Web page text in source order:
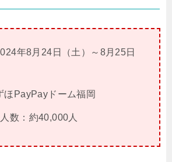
年8月24日（土）～8月25日
ほPayPayドーム福岡
数：約40,000人